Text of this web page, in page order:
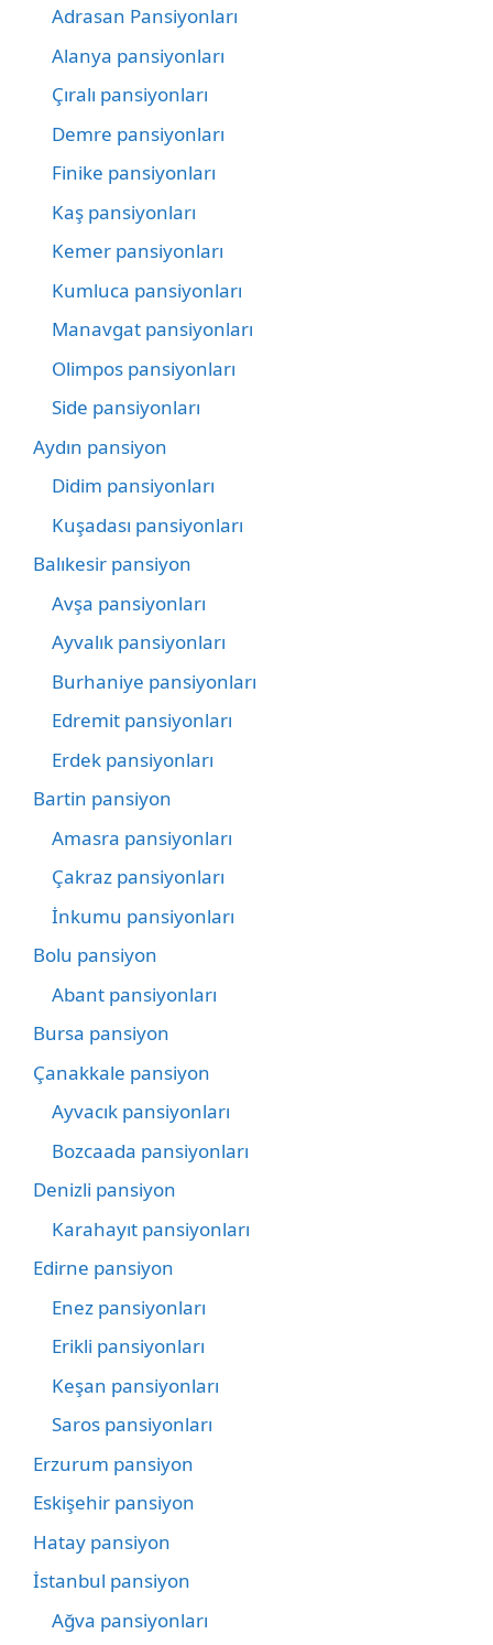
Adrasan Pansiyonları
Alanya pansiyonları
Çıralı pansiyonları
Demre pansiyonları
Finike pansiyonları
Kaş pansiyonları
Kemer pansiyonları
Kumluca pansiyonları
Manavgat pansiyonları
Olimpos pansiyonları
Side pansiyonları
Aydın pansiyon
Didim pansiyonları
Kuşadası pansiyonları
Balıkesir pansiyon
Avşa pansiyonları
Ayvalık pansiyonları
Burhaniye pansiyonları
Edremit pansiyonları
Erdek pansiyonları
Bartin pansiyon
Amasra pansiyonları
Çakraz pansiyonları
İnkumu pansiyonları
Bolu pansiyon
Abant pansiyonları
Bursa pansiyon
Çanakkale pansiyon
Ayvacık pansiyonları
Bozcaada pansiyonları
Denizli pansiyon
Karahayıt pansiyonları
Edirne pansiyon
Enez pansiyonları
Erikli pansiyonları
Keşan pansiyonları
Saros pansiyonları
Erzurum pansiyon
Eskişehir pansiyon
Hatay pansiyon
İstanbul pansiyon
Ağva pansiyonları